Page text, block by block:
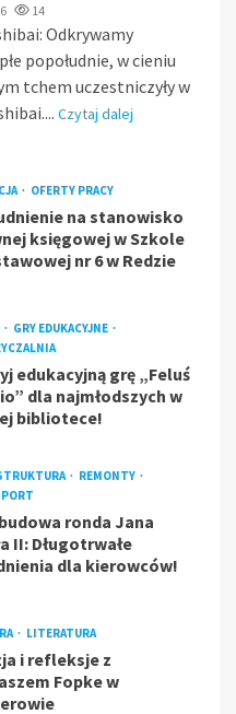
14
Odkrywamy
popołudnie, w cieniu
tchem uczestniczyły w
Czytaj dalej
OFERTY PRACY
na stanowisko
księgowej w Szkole
nr 6 w Redzie
GRY EDUKACYJNE
edukacyjną grę „Feluś
dla najmłodszych w
bibliotece!
REMONTY
ronda Jana
II: Długotrwałe
dla kierowców!
LITERATURA
i refleksje z
Fopke w